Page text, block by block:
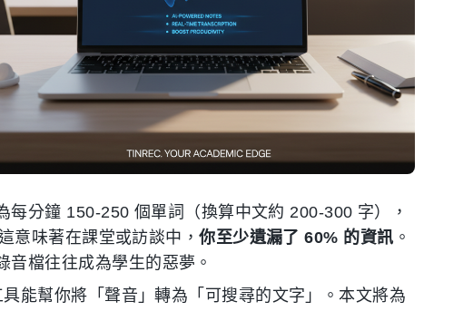
分鐘 150-250 個單詞（換算中文約 200-300 字），
意味著在課堂或訪談中，你至少遺漏了 60% 的資訊。
檔往往成為學生的惡夢。
能幫你將「聲音」轉為「可搜尋的文字」。本文將為